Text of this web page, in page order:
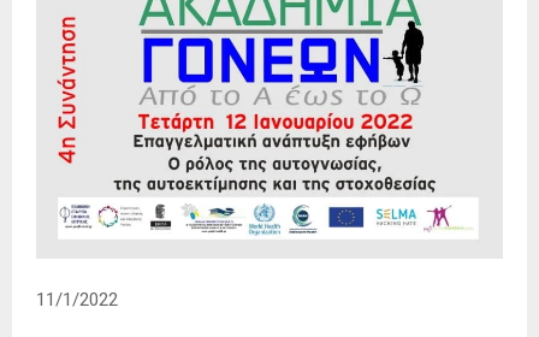
11/1/2022